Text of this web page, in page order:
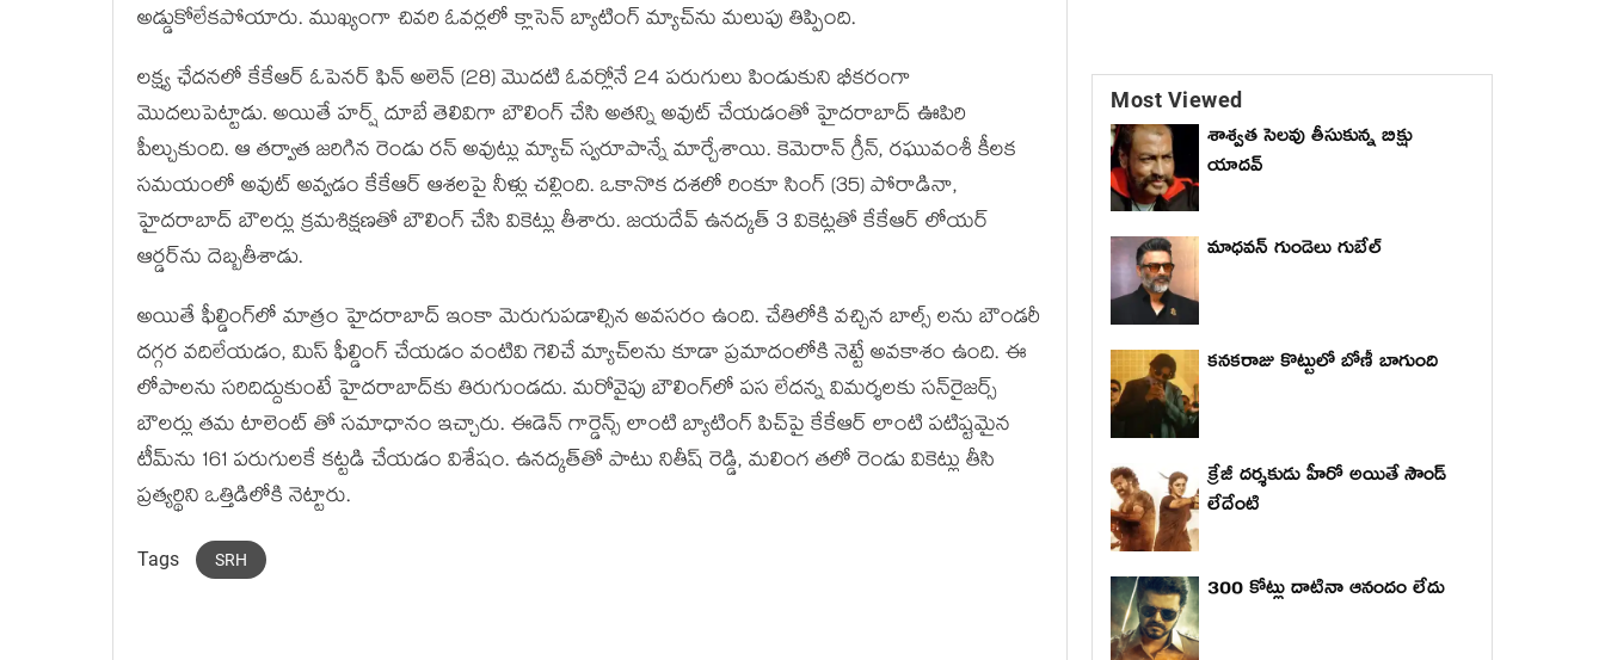
అడ్డుకోలేకపోయారు. ముఖ్యంగా చివరి ఓవర్లలో క్లాసెన్ బ్యాటింగ్ మ్యాచ్‌ను మలుపు తిప్పింది.
లక్ష్య ఛేదనలో కేకేఆర్ ఓపెనర్ ఫిన్ అలెన్ (28) మొదటి ఓవర్లోనే 24 పరుగులు పిండుకుని భీకరంగా
మొదలుపెట్టాడు. అయితే హర్ష్ దూబే తెలివిగా బౌలింగ్ చేసి అతన్ని అవుట్ చేయడంతో హైదరాబాద్ ఊపిరి
పీల్చుకుంది. ఆ తర్వాత జరిగిన రెండు రన్ అవుట్లు మ్యాచ్ స్వరూపాన్నే మార్చేశాయి. కెమెరాన్ గ్రీన్, రఘువంశీ కీలక
సమయంలో అవుట్ అవ్వడం కేకేఆర్ ఆశలపై నీళ్లు చల్లింది. ఒకానొక దశలో రింకూ సింగ్ (35) పోరాడినా,
హైదరాబాద్ బౌలర్లు క్రమశిక్షణతో బౌలింగ్ చేసి వికెట్లు తీశారు. జయదేవ్ ఉనద్కత్ 3 వికెట్లతో కేకేఆర్ లోయర్
ఆర్డర్‌ను దెబ్బతీశాడు.
అయితే ఫీల్డింగ్‌లో మాత్రం హైదరాబాద్ ఇంకా మెరుగుపడాల్సిన అవసరం ఉంది. చేతిలోకి వచ్చిన బాల్స్ లను బౌండరీ
దగ్గర వదిలేయడం, మిస్ ఫీల్డింగ్ చేయడం వంటివి గెలిచే మ్యాచ్‌లను కూడా ప్రమాదంలోకి నెట్టే అవకాశం ఉంది. ఈ
లోపాలను సరిదిద్దుకుంటే హైదరాబాద్‌కు తిరుగుండదు. మరోవైపు బౌలింగ్‌లో పస లేదన్న విమర్శలకు సన్‌రైజర్స్
బౌలర్లు తమ టాలెంట్ తో సమాధానం ఇచ్చారు. ఈడెన్ గార్డెన్స్ లాంటి బ్యాటింగ్ పిచ్‌పై కేకేఆర్ లాంటి పటిష్టమైన
టీమ్‌ను 161 పరుగులకే కట్టడి చేయడం విశేషం. ఉనద్కత్‌తో పాటు నితీష్ రెడ్డి, మలింగ తలో రెండు వికెట్లు తీసి
ప్రత్యర్థిని ఒత్తిడిలోకి నెట్టారు.
Tags SRH
Most Viewed
శాశ్వత సెలవు తీసుకున్న బిక్షు
యాదవ్
మాధ‌వ‌న్ గుండెలు గుబేల్‌
కనకరాజు కొట్టులో బోణీ బాగుంది
క్రేజీ దర్శకుడు హీరో అయితే సౌండ్
లేదేంటి
300 కోట్లు దాటినా ఆనందం లేదు